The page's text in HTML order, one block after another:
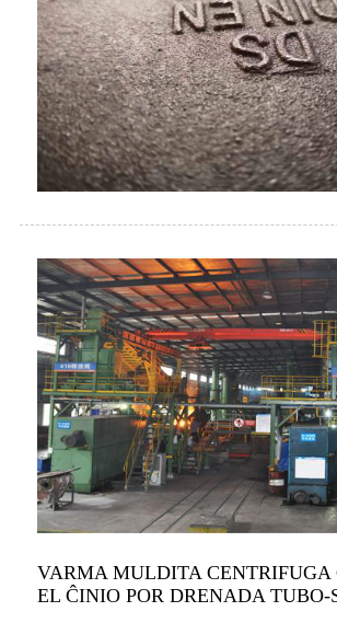
VARMA MULDITA CENTRIFUGA
EL ĈINIO POR DRENADA TUBO-